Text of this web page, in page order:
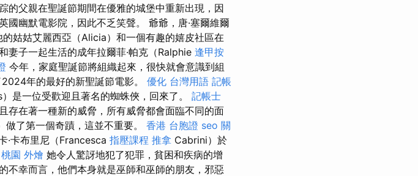
的父親在聖誕節期間在優雅的城堡中重新出現，因
幽默電影院，因此不乏笑聲。 爺爺，唐·塞爾維爾
姑姑艾麗西亞（Alicia）和一個有趣的嬉皮社區在
妻子一起生活的成年拉爾菲·帕克（Ralphie 逢甲按
今年，家庭聖誕節將組織起來，很快就會意識到組
年的最好的新聖誕節電影。 優化 台灣用語 記帳
是一位受歡迎且著名的蜘蛛俠，回來了。 記帳士
存在著一種新的威脅，所有威脅都會面臨不同的面
了第一個奇蹟，這並不重要。 香港 台胞證 seo 關
·卡布里尼（Francesca 指壓課程 推拿 Cabrini）於
桃園 外燴 她令人驚訝地犯了犯罪，貧困和疾病的增
不幸而言，他們本身就是巫師和巫師的朋友，邪惡